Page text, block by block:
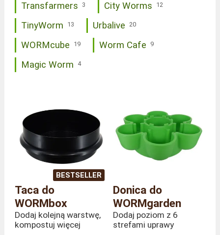
Transfarmers 3 City Worms 12
TinyWorm 13 Urbalive 20
WORMcube 19 Worm Cafe 9
Magic Worm 4
BESTSELLER
Taca do
WORMbox
Dodaj kolejną warstwę,
kompostuj więcej
Donica do
WORMgarden
Dodaj poziom z 6
strefami uprawy